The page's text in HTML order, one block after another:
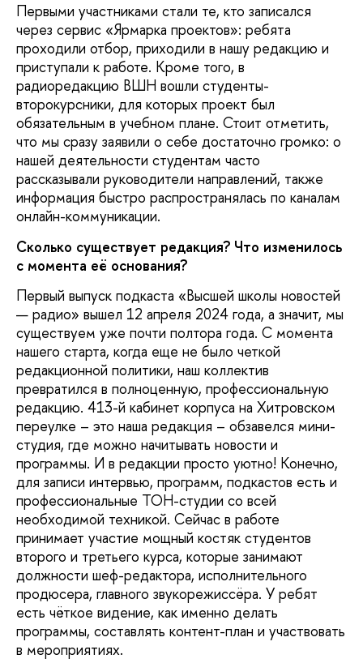
Первыми участниками стали те, кто записался
через сервис «Ярмарка проектов»: ребята
проходили отбор, приходили в нашу редакцию и
приступали к работе. Кроме того, в
радиоредакцию ВШН вошли студенты-
второкурсники, для которых проект был
обязательным в учебном плане. Стоит отметить,
что мы сразу заявили о себе достаточно громко: о
нашей деятельности студентам часто
рассказывали руководители направлений, также
информация быстро распространялась по каналам
онлайн-коммуникации.
Сколько существует редакция? Что изменилось
с момента её основания?
Первый выпуск подкаста «Высшей школы новостей
— радио» вышел 12 апреля 2024 года, а значит, мы
существуем уже почти полтора года. С момента
нашего старта, когда еще не было четкой
редакционной политики, наш коллектив
превратился в полноценную, профессиональную
редакцию. 413-й кабинет корпуса на Хитровском
переулке – это наша редакция – обзавелся мини-
студия, где можно начитывать новости и
программы. И в редакции просто уютно! Конечно,
для записи интервью, программ, подкастов есть и
профессиональные ТОН-студии со всей
необходимой техникой. Сейчас в работе
принимает участие мощный костяк студентов
второго и третьего курса, которые занимают
должности шеф-редактора, исполнительного
продюсера, главного звукорежиссёра. У ребят
есть чёткое видение, как именно делать
программы, составлять контент-план и участвовать
в мероприятиях.